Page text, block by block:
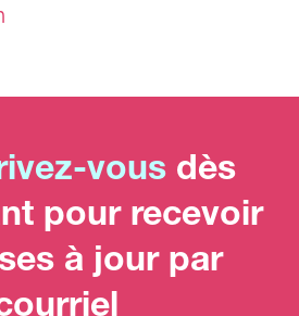
vous dès
pour recevoir
à jour par